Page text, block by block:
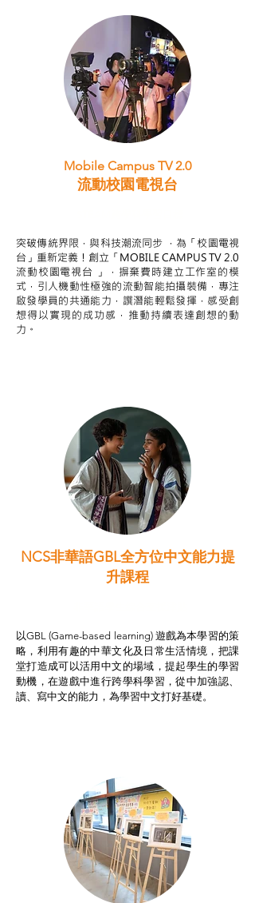
Mobile Campus TV 2.0
流動校園電視台
突破傳統界限，與科技潮流同步 ，為「校園電視
台」重新定義！創立「MOBILE CAMPUS TV 2.0
流動校園電視台 」，摒棄費時建立工作室的模
式，引人機動性極強的流動智能拍攝裝備，專注
啟發學員的共通能力，譔潛能輕鬆發揮，感受創
想得以實現的成功感，推動持續表達創想的動
力。
NCS非華語GBL全方位中文能力提
升課程
以GBL (Game-based learning) 遊戲為本學習的策
略，利用有趣的中華文化及日常生活情境，把課
堂打造成可以活用中文的場域，提起學生的學習
動機，在遊戲中進行跨學科學習，從中加強認、
讀、寫中文的能力，為學習中文打好基礎。